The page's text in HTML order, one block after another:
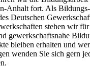
Anhalt fort. Als
Deutschen
stehen wir für
gewerkschaftsnahe
bleiben erhalten und
wenden Sie sich gern